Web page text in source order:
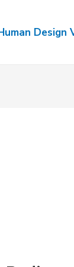
Design